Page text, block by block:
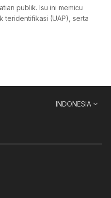
publik. Isu ini memicu
teridentifikasi (UAP), serta
INDONESIA